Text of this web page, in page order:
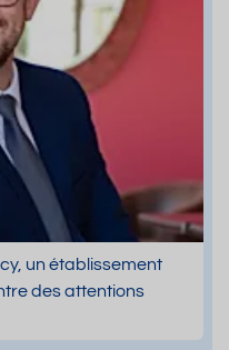
un établissement
des attentions